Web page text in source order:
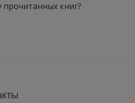
прочитанных книг?